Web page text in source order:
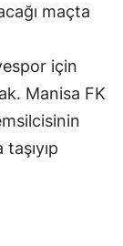
maçta
için
Manisa FK